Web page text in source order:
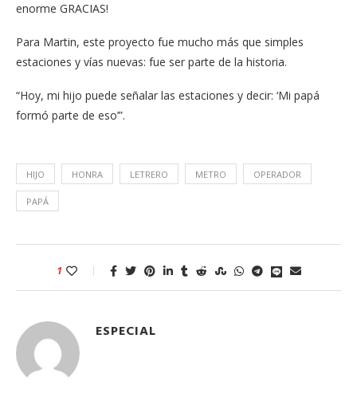
enorme GRACIAS!
Para Martin, este proyecto fue mucho más que simples
estaciones y vías nuevas: fue ser parte de la historia.
“Hoy, mi hijo puede señalar las estaciones y decir: ‘Mi papá
formó parte de eso’”.
HIJO HONRA LETRERO METRO OPERADOR
PAPÁ
1
ESPECIAL